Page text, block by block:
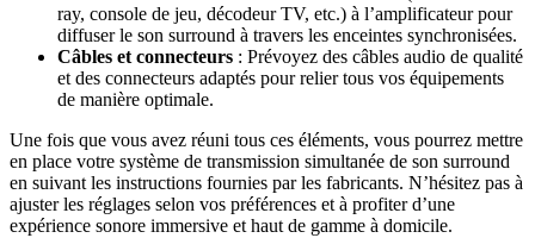
ray, console de jeu, décodeur TV, etc.) à l’amplificateur pour
diffuser le son surround à travers les enceintes synchronisées.
Câbles et connecteurs : Prévoyez des câbles audio de qualité
et des connecteurs adaptés pour relier tous vos équipements
de manière optimale.
Une fois que vous avez réuni tous ces éléments, vous pourrez mettre
en place votre système de transmission simultanée de son surround
en suivant les instructions fournies par les fabricants. N’hésitez pas à
ajuster les réglages selon vos préférences et à profiter d’une
expérience sonore immersive et haut de gamme à domicile.